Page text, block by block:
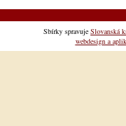
Sbírky spravuje Slovanská
webdesign a